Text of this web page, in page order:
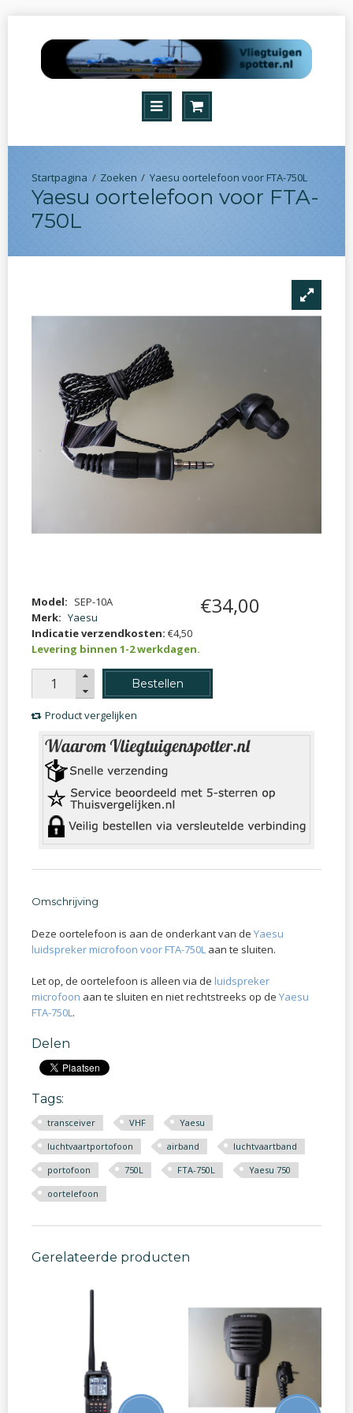
Zoeken Yaesu oortelefoon voor FTA-750L
Yaesu oortelefoon voor FTA-
750L
Model: SEP-10A
Merk: Yaesu
Indicatie verzendkosten: €4,50
Levering binnen 1-2 werkdagen.
€34,00
Bestellen
Product vergelijken
Omschrijving
Deze oortelefoon is aan de onderkant van de Yaesu
luidspreker microfoon voor FTA-750L aan te sluiten.
Let op, de oortelefoon is alleen via de luidspreker
microfoon aan te sluiten en niet rechtstreeks op de Yaesu
FTA-750L.
Delen
Tags:
transceiver VHF
Yaesu
luchtvaartportofoon
airband
luchtvaartband
portofoon
750L FTA-750L
Yaesu 750
oortelefoon
Gerelateerde producten